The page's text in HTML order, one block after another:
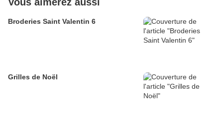
Broderies Saint Valentin 6
Grilles de Noël